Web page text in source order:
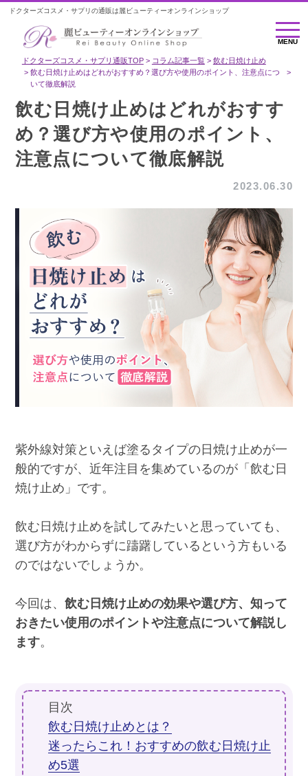
ドクターズコスメ・サプリの通販は麗ビューティーオンラインショップ
MENU
MENU
ドクターズコスメ・サプリ通販TOP コラム記事一覧
飲む日焼け止め
飲む日焼け止めはどれがおすすめ？選び方や使用のポイント、注意点につ
いて徹底解説
飲む日焼け止めはどれがおすす
め？選び方や使用のポイント、
注意点について徹底解説
2023.06.30
紫外線対策といえば塗るタイプの日焼け止めが一
般的ですが、近年注目を集めているのが「飲む日
焼け止め」です。
飲む日焼け止めを試してみたいと思っていても、
選び方がわからずに躊躇しているという方もいる
のではないでしょうか。
今回は、 飲む日焼け止めの効果や選び方、知って
おきたい使用のポイントや注意点について解説し
ます。
目次
飲む日焼け止めとは？
迷ったらこれ！おすすめの飲む日焼け止
め5選